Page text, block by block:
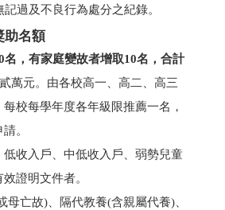
過及不良行為處分之紀錄。
助名額
名，有家庭變故者增取10名，合計
萬元。由各校高一、高二、高三
校每學年度各年級限推薦一名，
。
收入戶、中低收入戶、弱勢兒童
證明文件者。
母亡故)、隔代教養(含親屬代養)、